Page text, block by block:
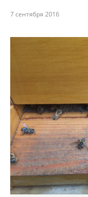
7 сентября 2016